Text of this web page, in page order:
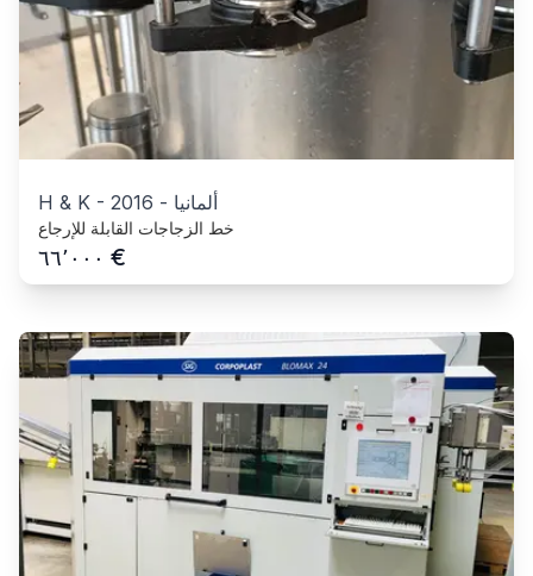
H & K - 2016 - ألمانيا
خط الزجاجات القابلة للإرجاع
٦٦٬٠٠٠ €